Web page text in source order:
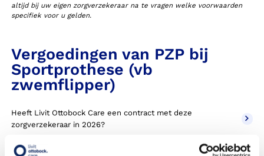
altijd bij uw eigen zorgverzekeraar na te vragen welke voorwaarden
specifiek voor u gelden.
Vergoedingen van PZP bij
Sportprothese (vb
zwemflipper)
Heeft Livit Ottobock Care een contract met deze
zorgverzekeraar in 2026?
Wordt een sportprothese die ik alleen gebruik voor